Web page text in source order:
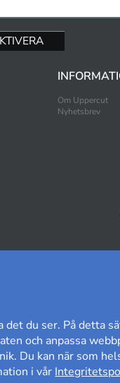
Om Uppercut
Nyhetsbrev
du ser. På detta
och anpassa
Du kan när som
i vår